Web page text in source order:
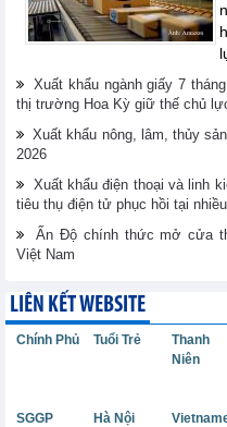
Xuất khẩu ngành giấy 7
thị trường Hoa Kỳ giữ thế chủ
Xuất khẩu nông, lâm, thủy
2026
Xuất khẩu điện thoại và linh
tiêu thụ điện tử phục hồi tại
Ấn Độ chính thức mở cửa
Việt Nam
LIÊN KẾT WEBSITE
Chính Phủ Tuổi Trẻ
Thanh
Niên
SGGP
Hà Nội